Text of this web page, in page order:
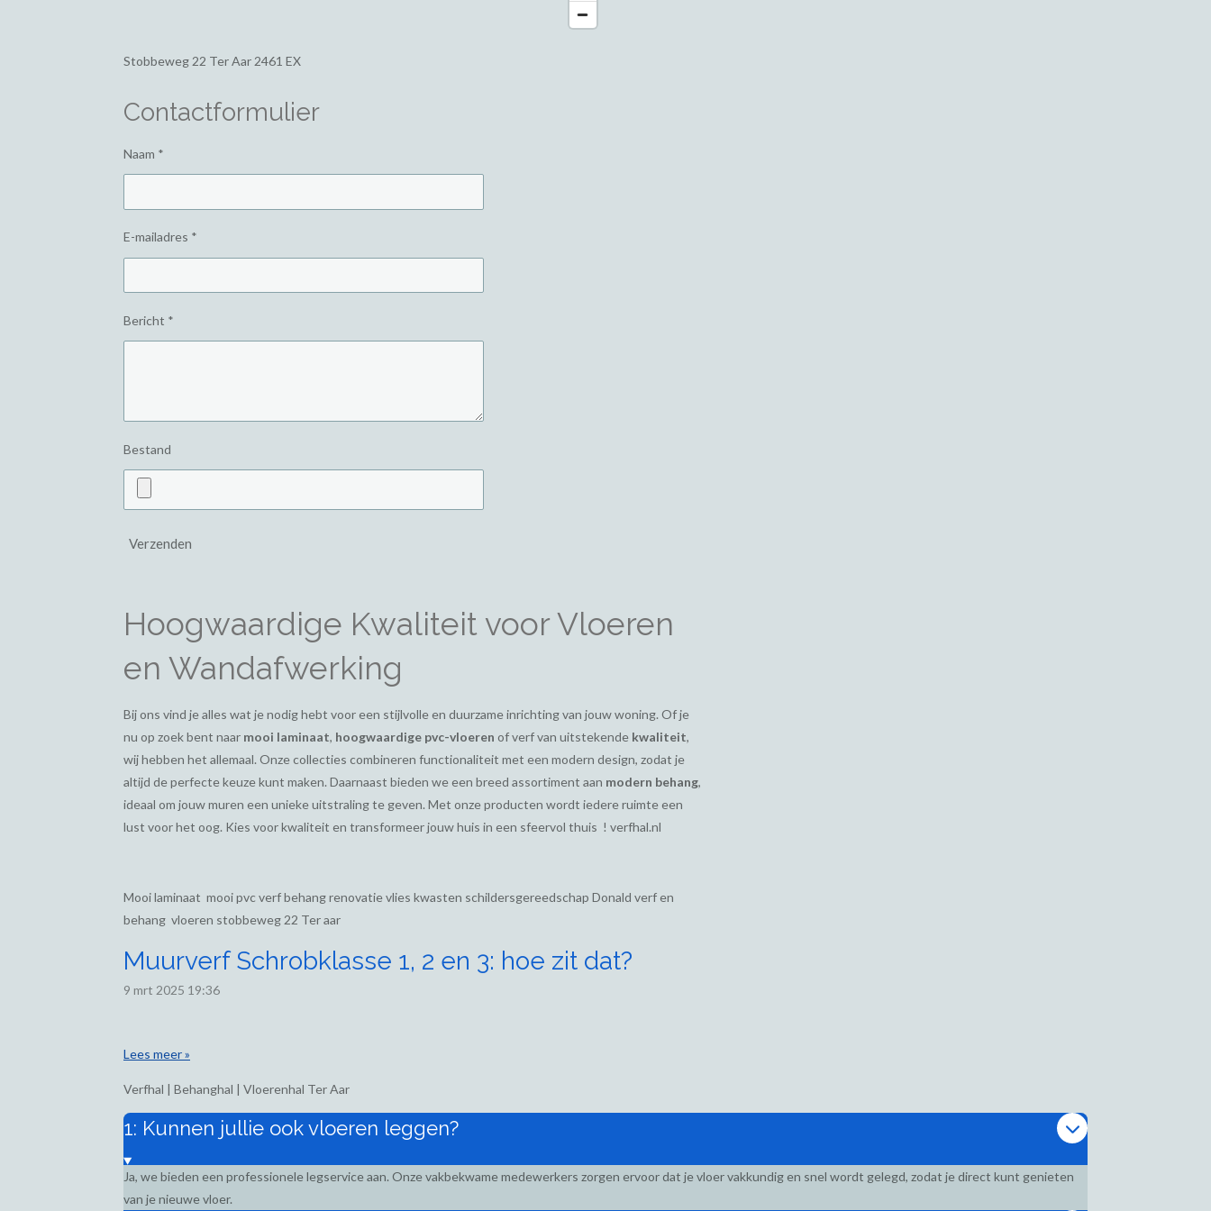
Stobbeweg 22 Ter Aar 2461 EX
Contactformulier
Naam *
E-mailadres *
Bericht *
Bestand
Verzenden
Hoogwaardige Kwaliteit voor Vloeren
en Wandafwerking
Bij ons vind je alles wat je nodig hebt voor een stijlvolle en duurzame inrichting van jouw woning. Of je
nu op zoek bent naar mooi laminaat, hoogwaardige pvc-vloeren of verf van uitstekende kwaliteit,
wij hebben het allemaal. Onze collecties combineren functionaliteit met een modern design, zodat je
altijd de perfecte keuze kunt maken. Daarnaast bieden we een breed assortiment aan modern behang,
ideaal om jouw muren een unieke uitstraling te geven. Met onze producten wordt iedere ruimte een
lust voor het oog. Kies voor kwaliteit en transformeer jouw huis in een sfeervol thuis ! verfhal.nl
Mooi laminaat mooi pvc verf behang renovatie vlies kwasten schildersgereedschap Donald verf en
behang vloeren stobbeweg 22 Ter aar
Muurverf Schrobklasse 1, 2 en 3: hoe zit dat?
9 mrt 2025 19:36
Lees meer »
Verfhal | Behanghal | Vloerenhal Ter Aar
1: Kunnen jullie ook vloeren leggen?
Ja, we bieden een professionele legservice aan. Onze vakbekwame medewerkers zorgen ervoor dat je vloer vakkundig en snel wordt gelegd, zodat je direct kunt genieten
van je nieuwe vloer.